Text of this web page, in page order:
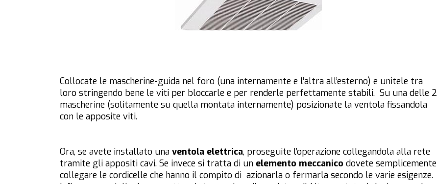
Collocate le mascherine-guida nel foro (una internamente e l’altra all’esterno) e unitele tra
loro stringendo bene le viti per bloccarle e per renderle perfettamente stabili. Su una delle 2
mascherine (solitamente su quella montata internamente) posizionate la ventola fissandola
con le apposite viti.
Ora, se avete installato una ventola elettrica, proseguite l’operazione collegandola alla rete
tramite gli appositi cavi. Se invece si tratta di un elemento meccanico dovete semplicemente
collegare le cordicelle che hanno il compito di azionarla o fermarla secondo le varie esigenze.